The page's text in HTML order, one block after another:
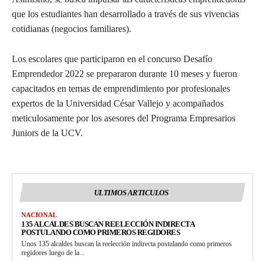
que los estudiantes han desarrollado a través de sus vivencias
cotidianas (negocios familiares).
Los escolares que participaron en el concurso Desafío
Emprendedor 2022 se prepararon durante 10 meses y fueron
capacitados en temas de emprendimiento por profesionales
expertos de la Universidad César Vallejo y acompañados
meticulosamente por los asesores del Programa Empresarios
Juniors de la UCV.
ULTIMOS ARTICULOS
NACIONAL
135 ALCALDES BUSCAN REELECCIÓN INDIRECTA
POSTULANDO COMO PRIMEROS REGIDORES
Unos 135 alcaldes buscan la reelección indirecta postulando como primeros
regidores luego de la...